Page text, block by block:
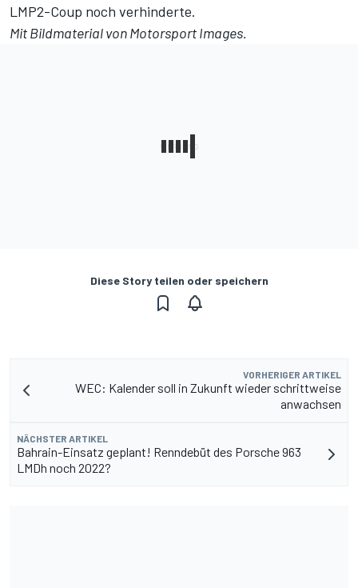
LMP2-Coup noch verhinderte.
Mit Bildmaterial vonMotorsport Images.
Diese Story teilen oder speichern
VORHERIGER ARTIKEL
WEC: Kalender soll in Zukunft wieder schrittweise
anwachsen
NÄCHSTER ARTIKEL
Bahrain-Einsatz geplant! Renndebüt des Porsche 963
LMDh noch 2022?